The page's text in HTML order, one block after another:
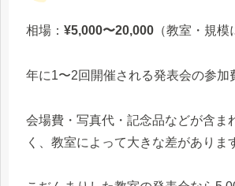
相場： ¥5,000〜20,000 （教室・規模
年に1〜2回開催される発表会の参加
会場費・写真代・記念品などが含ま
く、教室によって大きな差がありま